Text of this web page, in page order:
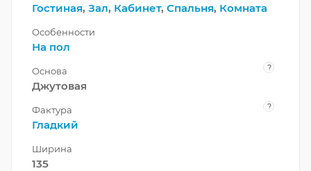
Гостиная, Зал, Кабинет, Спальня, Комната
Особенности
На пол
Основа ?
Джутовая
Фактура ?
Гладкий
Ширина
135